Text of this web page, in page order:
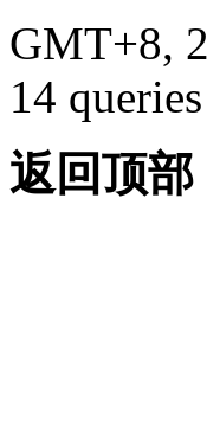
GMT+8,
14
返回顶部